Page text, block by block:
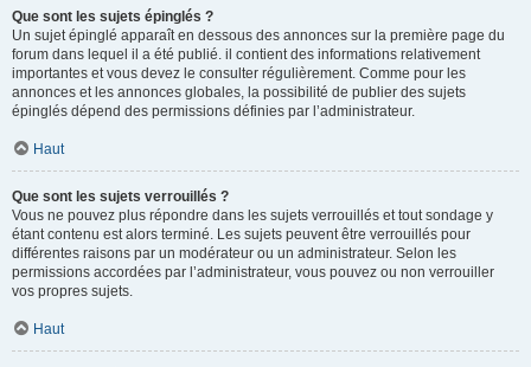
Que sont les sujets épinglés ?
Un sujet épinglé apparaît en dessous des annonces sur la première page du
forum dans lequel il a été publié. il contient des informations relativement
importantes et vous devez le consulter régulièrement. Comme pour les
annonces et les annonces globales, la possibilité de publier des sujets
épinglés dépend des permissions définies par l’administrateur.
Haut
Que sont les sujets verrouillés ?
Vous ne pouvez plus répondre dans les sujets verrouillés et tout sondage y
étant contenu est alors terminé. Les sujets peuvent être verrouillés pour
différentes raisons par un modérateur ou un administrateur. Selon les
permissions accordées par l’administrateur, vous pouvez ou non verrouiller
vos propres sujets.
Haut